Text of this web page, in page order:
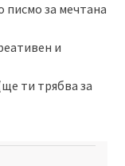
за мечтана
и
ти трябва за